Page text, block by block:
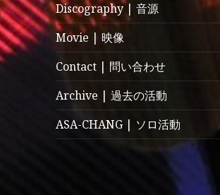
Discography | 音源
Movie | 映像
Contact | 問い合わせ
Archive | 過去の活動
ASA-CHANG | ソロ活動